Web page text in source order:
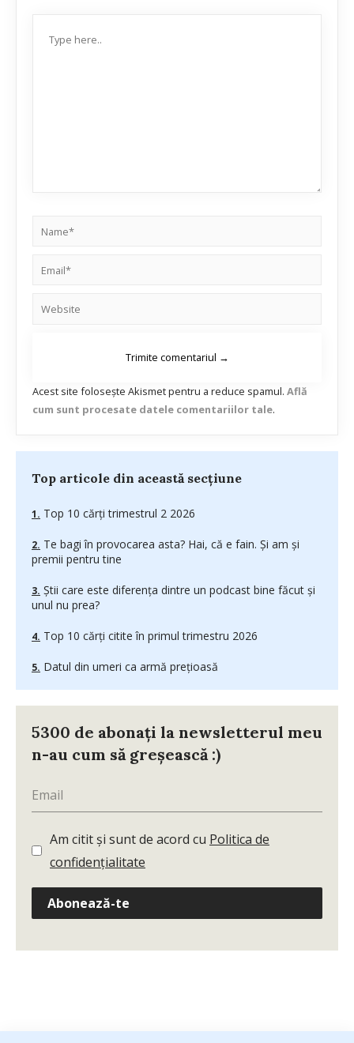
Acest site folosește Akismet pentru a reduce spamul. Află
cum sunt procesate datele comentariilor tale.
Top articole din această secțiune
Top 10 cărți trimestrul 2 2026
Te bagi în provocarea asta? Hai, că e fain. Și am și
premii pentru tine
Știi care este diferența dintre un podcast bine făcut și
unul nu prea?
Top 10 cărți citite în primul trimestru 2026
Datul din umeri ca armă prețioasă
5300 de abonați la newsletterul meu
n-au cum să greșească :)
Am citit și sunt de acord cu Politica de
confidențialitate
Abonează-te